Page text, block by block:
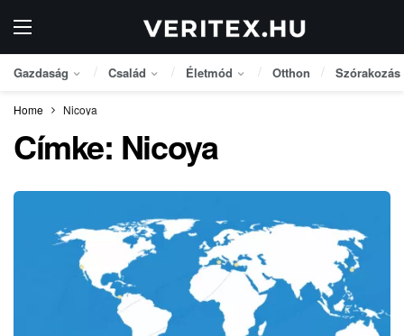
Gazdaság Család Életmód Otthon Szórakozás
Home Nicoya
Címke: Nicoya